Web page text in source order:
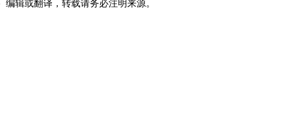
编辑或翻译，转载请务必注明来源。